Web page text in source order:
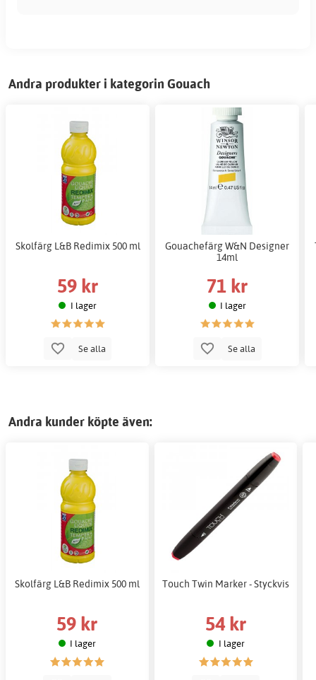
Andra produkter i kategorin Gouach
Skolfärg L&B Redimix 500 ml
59 kr
I lager
Se alla
Gouachefärg W&N Designer
14ml
71 kr
I lager
Se alla
Andra kunder köpte även:
Skolfärg L&B Redimix 500 ml
59 kr
I lager
Touch Twin Marker - Styckvis
54 kr
I lager